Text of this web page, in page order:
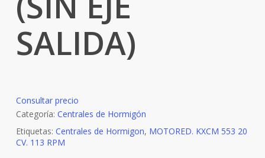
SALIDA)
Consultar precio
Categoría: Centrales de Hormigón
Etiquetas: Centrales de Hormigon, MOTORED. KXCM 553 20
CV. 113 RPM